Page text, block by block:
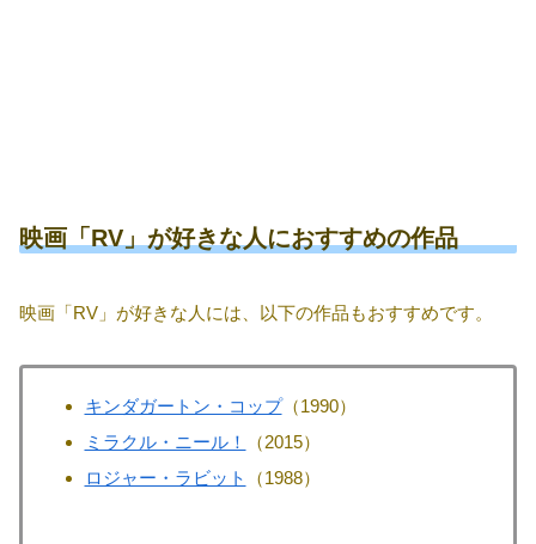
映画「RV」が好きな人におすすめの作品
映画「RV」が好きな人には、以下の作品もおすすめです。
キンダガートン・コップ（1990）
ミラクル・ニール！
（2015）
ロジャー・ラビット
（1988）